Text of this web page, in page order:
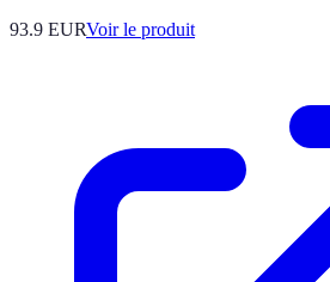
93.9 EURVoir le produit